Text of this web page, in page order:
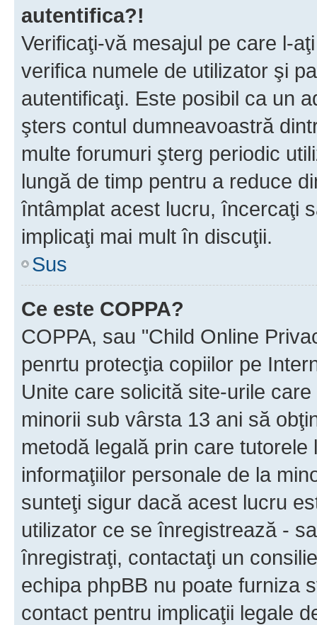
autentifica?!
Verificaţi-vă mesajul pe care l-
verifica numele de utilizator şi
autentificaţi. Este posibil ca un
şters contul dumneavoastră
multe forumuri şterg periodic
lungă de timp pentru a reduce
întâmplat acest lucru, încercaţi
implicaţi mai mult în discuţii.
Sus
Ce este COPPA?
COPPA, sau "Child Online
penrtu protecţia copiilor pe
Unite care solicită site-urile
minorii sub vârsta 13 ani să
metodă legală prin care
informaţiilor personale de la
sunteţi sigur dacă acest lucru
utilizator ce se înregistrează -
înregistraţi, contactaţi un
echipa phpBB nu poate furniza
contact pentru implicaţii legale